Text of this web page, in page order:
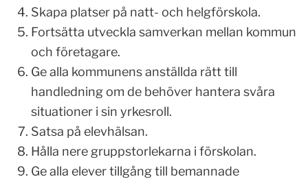
Skapa platser på natt- och helgförskola.
Fortsätta utveckla samverkan mellan kommun
och företagare.
Ge alla kommunens anställda rätt till
handledning om de behöver hantera svåra
situationer i sin yrkesroll.
Satsa på elevhälsan.
Hålla nere gruppstorlekarna i förskolan.
Ge alla elever tillgång till bemannade